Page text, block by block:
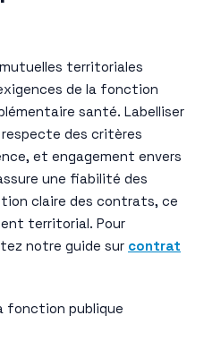
territoriales
de la fonction
santé. Labelliser
des critères
et engagement envers
une fiabilité des
claire des contrats, ce
territorial. Pour
notre guide sur contrat
fonction publique